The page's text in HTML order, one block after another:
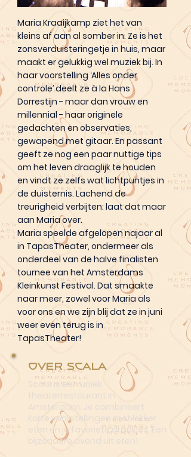
Maria Kraaijkamp ziet het van
kleins af aan al somber in. Ze is het
zonsverduisteringetje in huis, maar
maakt er gelukkig wel muziek bij. In
haar voorstelling ‘Alles onder
controle’ deelt ze à la Hans
Dorrestijn - maar dan vrouw en
millennial - haar originele
gedachten en observaties,
gewapend met gitaar. En passant
geeft ze nog een paar nuttige tips
om het leven draaglijk te houden
en vindt ze zelfs wat lichtpuntjes in
de duisternis. Lachend de
treurigheid verbijten: laat dat maar
aan Maria over.
Maria speelde afgelopen najaar al
in TapasTheater, ondermeer als
onderdeel van de halve finalisten
tournee van het Amsterdams
Kleinkunst Festival. Dat smaakte
naar meer, zowel voor Maria als
voor ons en we zijn blij dat ze in juni
weer even terug is in
TapasTheater!
Over Scala
Scala is een uniek
theaterrestaurant in
Amsterdam. Je combineert
korte voorstellingen met lekker
eten én je favoriete drankjes. Een
bijzondere avond uit eten!